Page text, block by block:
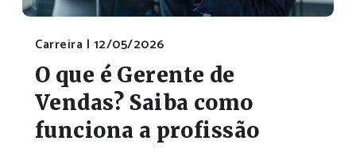
Carreira | 12/05/2026
O que é Gerente de
Vendas? Saiba como
funciona a profissão